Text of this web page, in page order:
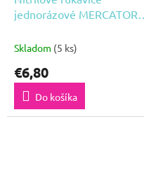
jednorázové MERCATOR
modré M 100ks
Skladom (5 ks)
€6,80
Do košíka